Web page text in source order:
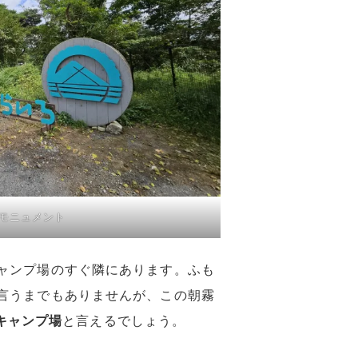
ニュメント
ンプ場のすぐ隣にあります。ふも
うまでもありませんが、この朝霧
ャンプ場と言えるでしょう。